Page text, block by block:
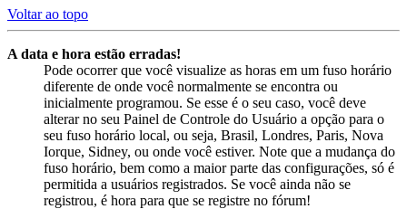
Voltar ao topo
A data e hora estão erradas!
Pode ocorrer que você visualize as horas em um fuso horário
diferente de onde você normalmente se encontra ou
inicialmente programou. Se esse é o seu caso, você deve
alterar no seu Painel de Controle do Usuário a opção para o
seu fuso horário local, ou seja, Brasil, Londres, Paris, Nova
Iorque, Sidney, ou onde você estiver. Note que a mudança do
fuso horário, bem como a maior parte das configurações, só é
permitida a usuários registrados. Se você ainda não se
registrou, é hora para que se registre no fórum!